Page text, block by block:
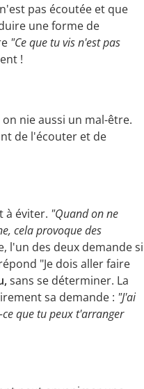
pas écoutée et que
une forme de
"Ce que tu vis n'est pas
!
nie aussi un mal-être.
de l'écouter et de
à éviter. "Quand on ne
cela provoque des
l'un des deux demande si
"Je dois aller faire
sans se déterminer. La
sa demande : "J'ai
que tu peux t'arranger